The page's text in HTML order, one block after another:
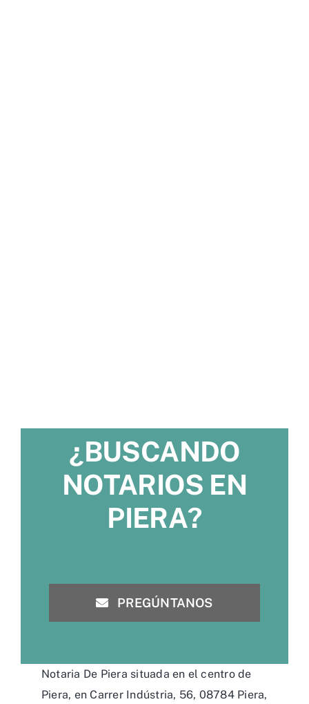
¿BUSCANDO
NOTARIOS EN
PIERA?
PREGÚNTANOS
Notaria De Piera situada en el centro de
Piera, en Carrer Indústria, 56, 08784 Piera,